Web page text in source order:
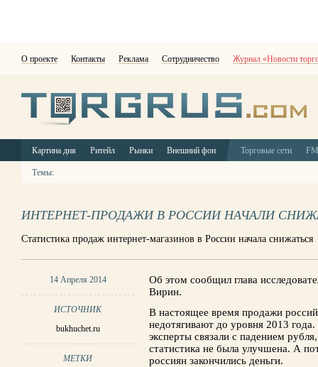
О проекте Контакты Реклама Сотрудничество Журнал «Новости
Картина дня Ритейл Рынки Внешний фон Торговые сети
Темы:
ИНТЕРНЕТ-ПРОДАЖИ В РОССИИ НАЧАЛИ
Статистика продаж интернет-магазинов в России начала снижаться
14 Апреля 2014
ИСТОЧНИК
bukhuchet.ru
МЕТКИ
Об этом сообщил глава
Вирин.
В настоящее время продажи
недотягивают до уровня 2013
эксперты связали с падением
статистика не была улучшена. А
россиян закончились деньги.